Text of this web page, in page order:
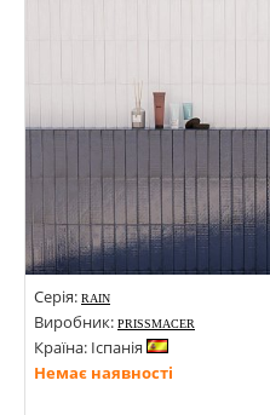
Серія: RAIN
Виробник: PRISSMACER
Країна: Іспанія
Немає наявності